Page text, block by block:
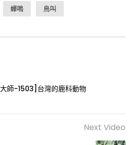
蟬鳴 鳥叫
師-1503]台灣的鹿科動物
Next Video